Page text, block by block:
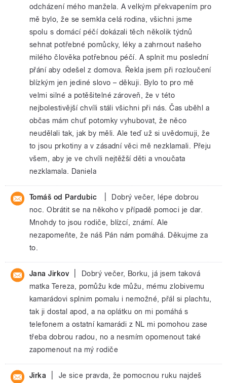
odcházení mého manžela. A velkým překvapením pro
mě bylo, že se semkla celá rodina, všichni jsme
spolu s domácí péčí dokázali těch několik týdnů
sehnat potřebné pomůcky, léky a zahrnout našeho
milého člověka potřebnou péčí. A splnit mu poslední
přání aby odešel z domova. Řekla jsem při rozloučení
blízkým jen jediné slovo – děkuji. Bylo to pro mě
velmi silné a potěšitelné zároveň, že v této
nejbolestivější chvíli stáli všichni při nás. Čas uběhl a
občas mám chuť potomky vyhubovat, že něco
neudělali tak, jak by měli. Ale teď už si uvědomuji, že
to jsou prkotiny a v zásadní věci mě nezklamali. Přeju
všem, aby je ve chvíli nejtěžší děti a vnoučata
nezklamala. Daniela
Tomáš od Pardubic
Dobrý večer, lépe dobrou
noc. Obrátit se na někoho v případě pomoci je dar.
Mnohdy to jsou rodiče, blízcí, známí. Ale
nezapomeňte, že náš Pán nám pomáhá. Děkujme za
to.
Jana Jirkov
Dobrý večer, Borku, já jsem taková
matka Tereza, pomůžu kde můžu, mému zlobivemu
kamarádovi splnim pomalu i nemožné, přál si plachtu,
tak ji dostal apod, a na oplátku on mi pomáhá s
telefonem a ostatní kamarádi z NL mi pomohou zase
třeba dobrou radou, no a nesmím opomenout také
zapomenout na mý rodiče
Jirka Je sice pravda, že pomocnou ruku najdeš